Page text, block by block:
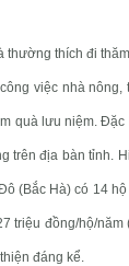
thường thích đi
việc nhà nông,
quà lưu niệm.
trên địa bàn tỉnh.
(Bắc Hà) có 14
triệu đồng/hộ/năm
đáng kể.